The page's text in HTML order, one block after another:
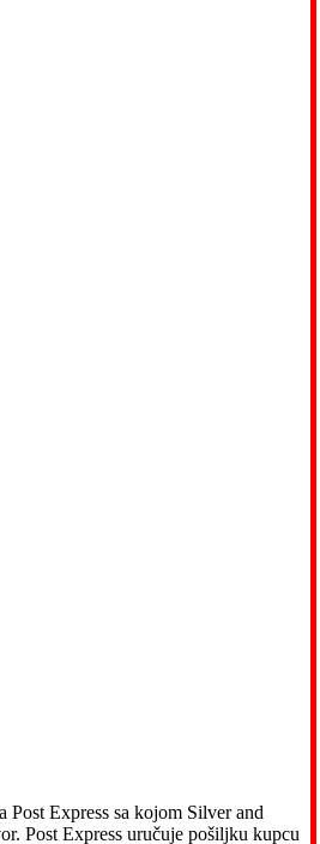
Post Express sa kojom Silver and
Post Express uručuje pošiljku kupcu